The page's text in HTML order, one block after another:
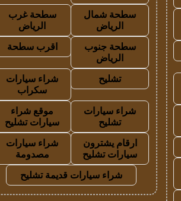
سطحة شمال
الرياض
سطحة غرب
الرياض
سطحة جنوب
الرياض
اقرب سطحة
تشليح
شراء سيارات
سكراب
شراء سيارات
تشليح
موقع شراء
سيارات تشليح
ارقام يشترون
سيارات تشليح
شراء سيارات
مصدومة
شراء سيارات قديمة تشليح